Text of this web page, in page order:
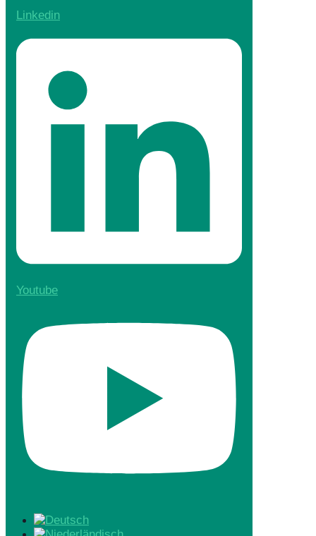
Linkedin
Youtube